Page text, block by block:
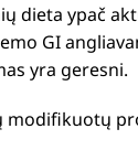
dieta ypač
GI
yra geresni.